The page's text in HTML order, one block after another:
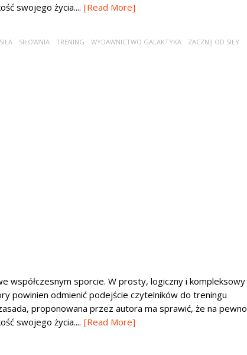
swojego życia.... [Read More]
SIŁA SIŁOWNIA TRENING WYDAWNICTWO GALAKTYKA ZACZNIJ OD SIŁY
współczesnym sporcie. W prosty, logiczny i kompleksowy
powinien odmienić podejście czytelników do treningu
proponowana przez autora ma sprawić, że na pewno
swojego życia.... [Read More]